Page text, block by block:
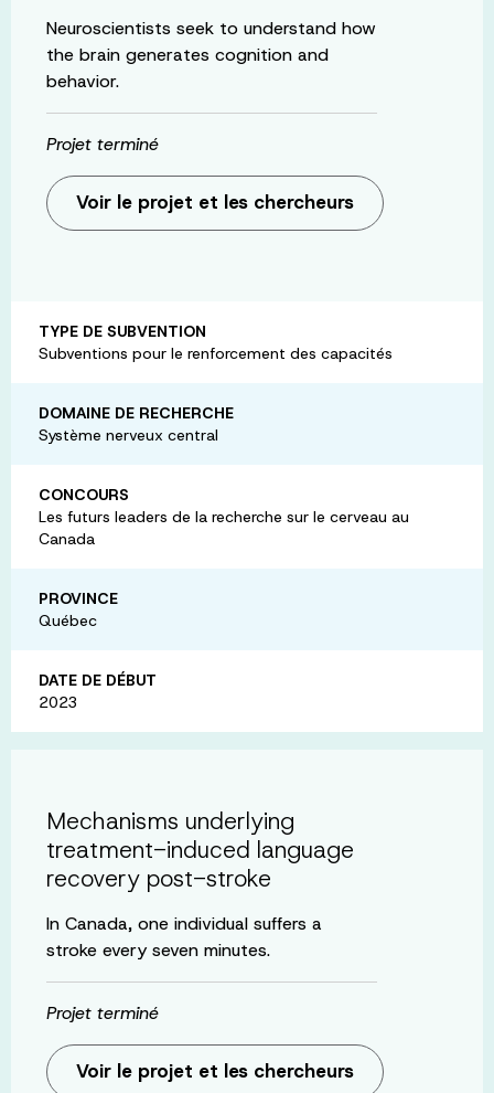
Neuroscientists seek to understand how
the brain generates cognition and
behavior.
Projet terminé
Voir le projet et les chercheurs
TYPE DE SUBVENTION
Subventions pour le renforcement des capacités
DOMAINE DE RECHERCHE
Système nerveux central
CONCOURS
Les futurs leaders de la recherche sur le cerveau au
Canada
PROVINCE
Québec
DATE DE DÉBUT
2023
Mechanisms underlying
treatment-induced language
recovery post-stroke
In Canada, one individual suffers a
stroke every seven minutes.
Projet terminé
Voir le projet et les chercheurs